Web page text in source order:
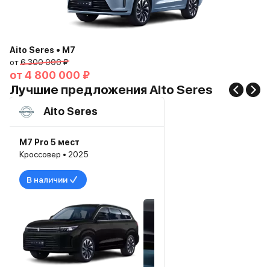
Aito Seres • M7
от6 300 000 ₽
от 4 800 000 ₽
Лучшие предложения Aito Seres
Aito Seres
M7 Pro 5 мест
Кроссовер • 2025
В наличии